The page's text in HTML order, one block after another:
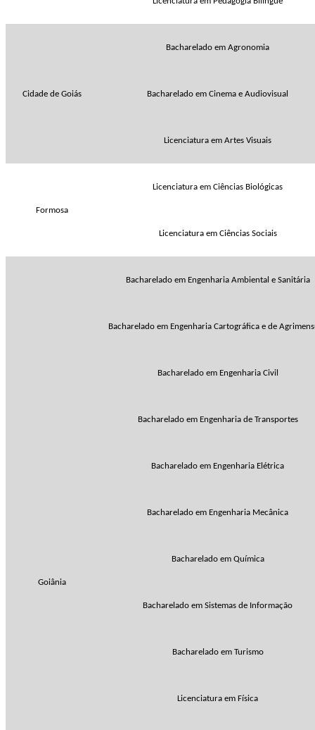
Cidade de Goiás
Bacharelado em Agronomia
Bacharelado em Cinema e Audiovisual
Licenciatura em Artes Visuais
Formosa
Licenciatura em Ciências Biológicas
Licenciatura em Ciências Sociais
Goiânia
Bacharelado em Engenharia Ambiental e Sanitária
Bacharelado em Engenharia Cartográfica e de
Bacharelado em Engenharia Civil
Bacharelado em Engenharia de Transportes
Bacharelado em Engenharia Elétrica
Bacharelado em Engenharia Mecânica
Bacharelado em Química
Bacharelado em Sistemas de Informação
Bacharelado em Turismo
Licenciatura em Física